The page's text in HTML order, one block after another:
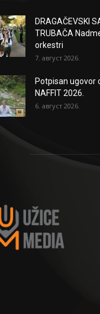
DRAGAČEVSKI
TRUBAČA
orkestri
7. август 2026.
Potpisan ugovor
NAFFIT 2026.
6. август 2026.